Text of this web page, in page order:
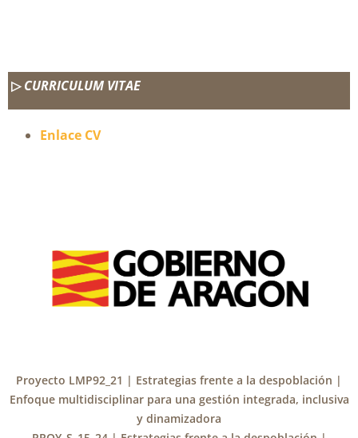
▷CURRICULUM VITAE
Enlace CV
Proyecto LMP92_21 | Estrategias frente a la despoblación |
Enfoque multidisciplinar para una gestión integrada, inclusiva
y dinamizadora